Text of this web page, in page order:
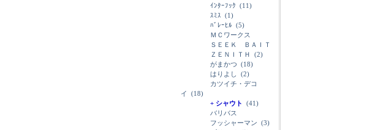
ｲﾝﾀｰﾌｯｸ (11)
ｽﾐｽ (1)
ﾊﾞﾚｰﾋﾙ (5)
ＭＣワークス
ＳＥＥＫ ＢＡＩＴ
ＺＥＮＩＴＨ
(2)
がまかつ (18)
はりよし
(2)
カツイチ・デコ
イ
(18)
+ シャウト
(41)
バリバス
フッシャーマン (3)